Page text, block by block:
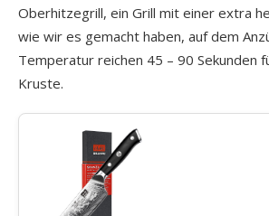
Oberhitzegrill, ein Grill mit einer extra
wie wir es gemacht haben, auf dem
Temperatur reichen 45 – 90 Sekunden
Kruste.